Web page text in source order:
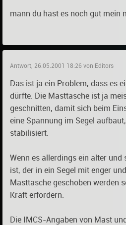
mann du hast es noch gut mein
Antwort, 26.05.2001 18:26 von Editors
Das ist ja ein Problem, dass es
dürfte. Die Masttasche ist ja
geschnitten, damit sich beim
eine Spannung im Segel
stabilisiert.
Wenn es allerdings ein alter
ist, der in ein Segel mit enger
Masttasche geschoben werden
Kraft erfordern.
Die IMCS-Angaben von Mast